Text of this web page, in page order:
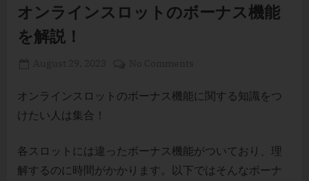
オンラインスロットのボーナス機能
を解説！
ン
ス
ロ
オンラインスロットのボーナス機能に関する知識をつ
けたい人は集合！
各スロットには違ったボーナス機能がついており、理
解するのに時間がかかります。以下ではそんなボーナ